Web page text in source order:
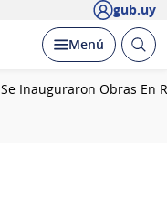
gub.uy
Desplegar
Menú Abrir
Se Inauguraron Obras En